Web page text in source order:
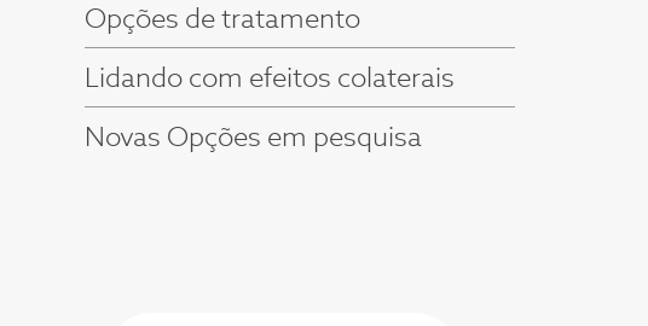
Opções de tratamento
Lidando com efeitos colaterais
Novas Opções em pesquisa